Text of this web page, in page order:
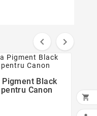
 
favorite_border
Pigment Black
Canon
